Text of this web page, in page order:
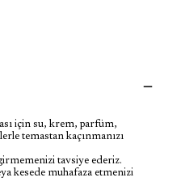
için su, krem, parfüm,
temastan kaçınmanızı
tavsiye ederiz.
kesede muhafaza etmenizi